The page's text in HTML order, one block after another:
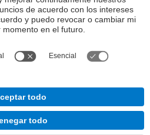
Sitio
de privacidad